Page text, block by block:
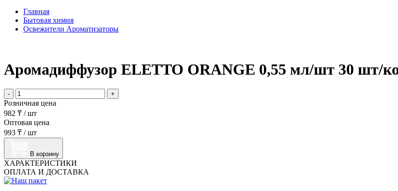
Главная
Бытовая химия
Освежители Ароматизаторы
Аромадиффузор ELETTO ORANGE 0,55 мл/шт 30 шт/
- +
Розничная цена
982 ₸ /шт
Оптовая цена
993 ₸ /шт
В корзину
ХАРАКТЕРИСТИКИ
ОПЛАТА И ДОСТАВКА